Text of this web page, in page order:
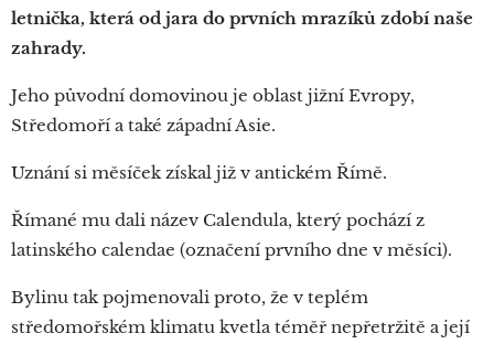
letnička, která od jara do prvních mrazíků zdobí naše
zahrady.
Jeho původní domovinou je oblast jižní Evropy,
Středomoří a také západní Asie.
Uznání si měsíček získal již v antickém Římě.
Římané mu dali název Calendula, který pochází z
latinského calendae (označení prvního dne v měsíci).
Bylinu tak pojmenovali proto, že v teplém
středomořském klimatu kvetla téměř nepřetržitě a její